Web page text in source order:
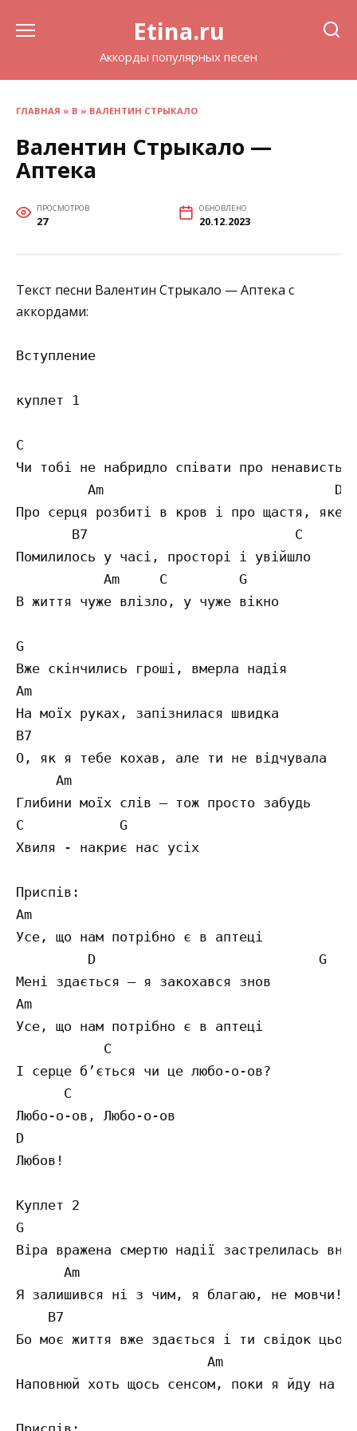
Etina.ru
Аккорды популярных песен
ГЛАВНАЯ » В » ВАЛЕНТИН СТРЫКАЛО
Валентин Стрыкало —
Аптека
ПРОСМОТРОВ
27
ОБНОВЛЕНО
20.12.2023
Текст песни Валентин Стрыкало — Аптека с
аккордами:
Вступление
куплет 1
C
Чи тобі не набридло співати про
         Am                             D
Про серця розбиті в кров і про щастя, яке
       B7                          C
Помилилось у часі, просторі і увійшло
           Am     C         G
В життя чуже влізло, у чуже вікно
G
Вже скінчились гроші, вмерла надія
Am
На моїх руках, запізнилася швидка
B7
О, як я тебе кохав, але ти не відчувала
     Am
Глибини моїх слів – тож просто забудь
C            G
Хвиля - накриє нас усіх
Приспів:
Am
Усе, що нам потрібно є в аптеці
         D                            G
Мені здається – я закохався знов
Am
Усе, що нам потрібно є в аптеці
           C
І серце б’ється чи це любо-о-ов?
      C
Любо-о-ов, Любо-о-ов
D
Любов!
Куплет 2
G
Віра вражена смертю надії застрелилась
      Am
Я залишився ні з чим, я благаю, не мовчи!
    B7
Бо моє життя вже здається і ти свідок
                        Am
Наповнюй хоть щось сенсом, поки я йду на